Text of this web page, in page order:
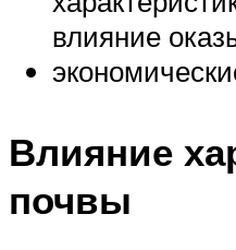
влияние
Влияние
почвы